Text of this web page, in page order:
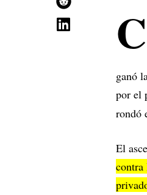
C
ganó
por el
rondó
El
contra